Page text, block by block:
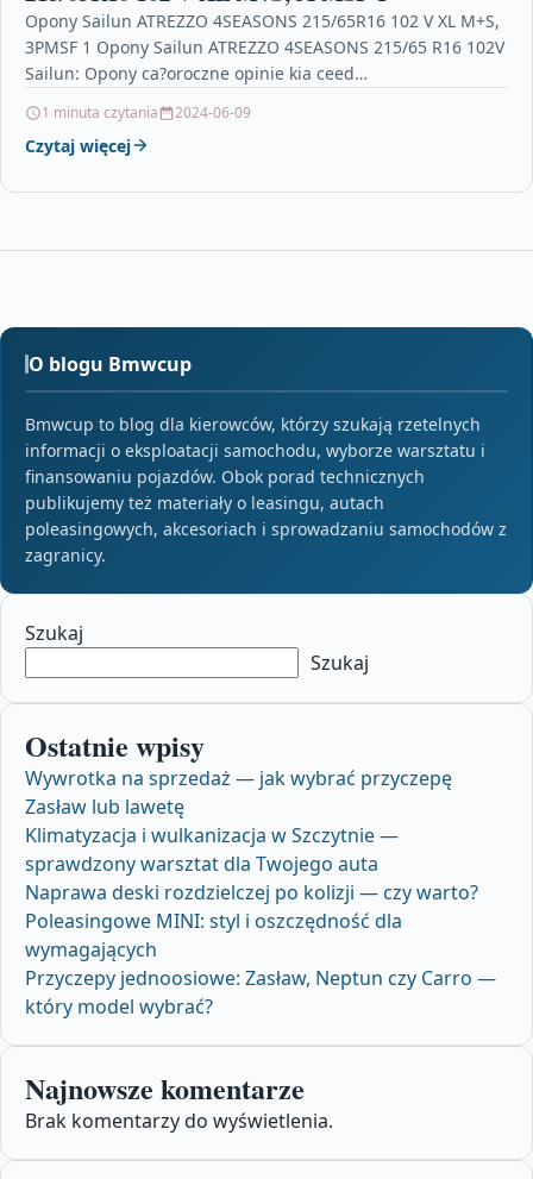
Opony Sailun ATREZZO 4SEASONS 215/65R16 102 V XL M+S,
3PMSF 1 Opony Sailun ATREZZO 4SEASONS 215/65 R16 102V
Sailun: Opony ca?oroczne opinie kia ceed…
1 minuta czytania 2024-06-09
Czytaj więcej
O blogu Bmwcup
Bmwcup to blog dla kierowców, którzy szukają rzetelnych
informacji o eksploatacji samochodu, wyborze warsztatu i
finansowaniu pojazdów. Obok porad technicznych
publikujemy też materiały o leasingu, autach
poleasingowych, akcesoriach i sprowadzaniu samochodów z
zagranicy.
Szukaj
Szukaj
Ostatnie wpisy
Wywrotka na sprzedaż — jak wybrać przyczepę
Zasław lub lawetę
Klimatyzacja i wulkanizacja w Szczytnie —
sprawdzony warsztat dla Twojego auta
Naprawa deski rozdzielczej po kolizji — czy warto?
Poleasingowe MINI: styl i oszczędność dla
wymagających
Przyczepy jednoosiowe: Zasław, Neptun czy Carro —
który model wybrać?
Najnowsze komentarze
Brak komentarzy do wyświetlenia.